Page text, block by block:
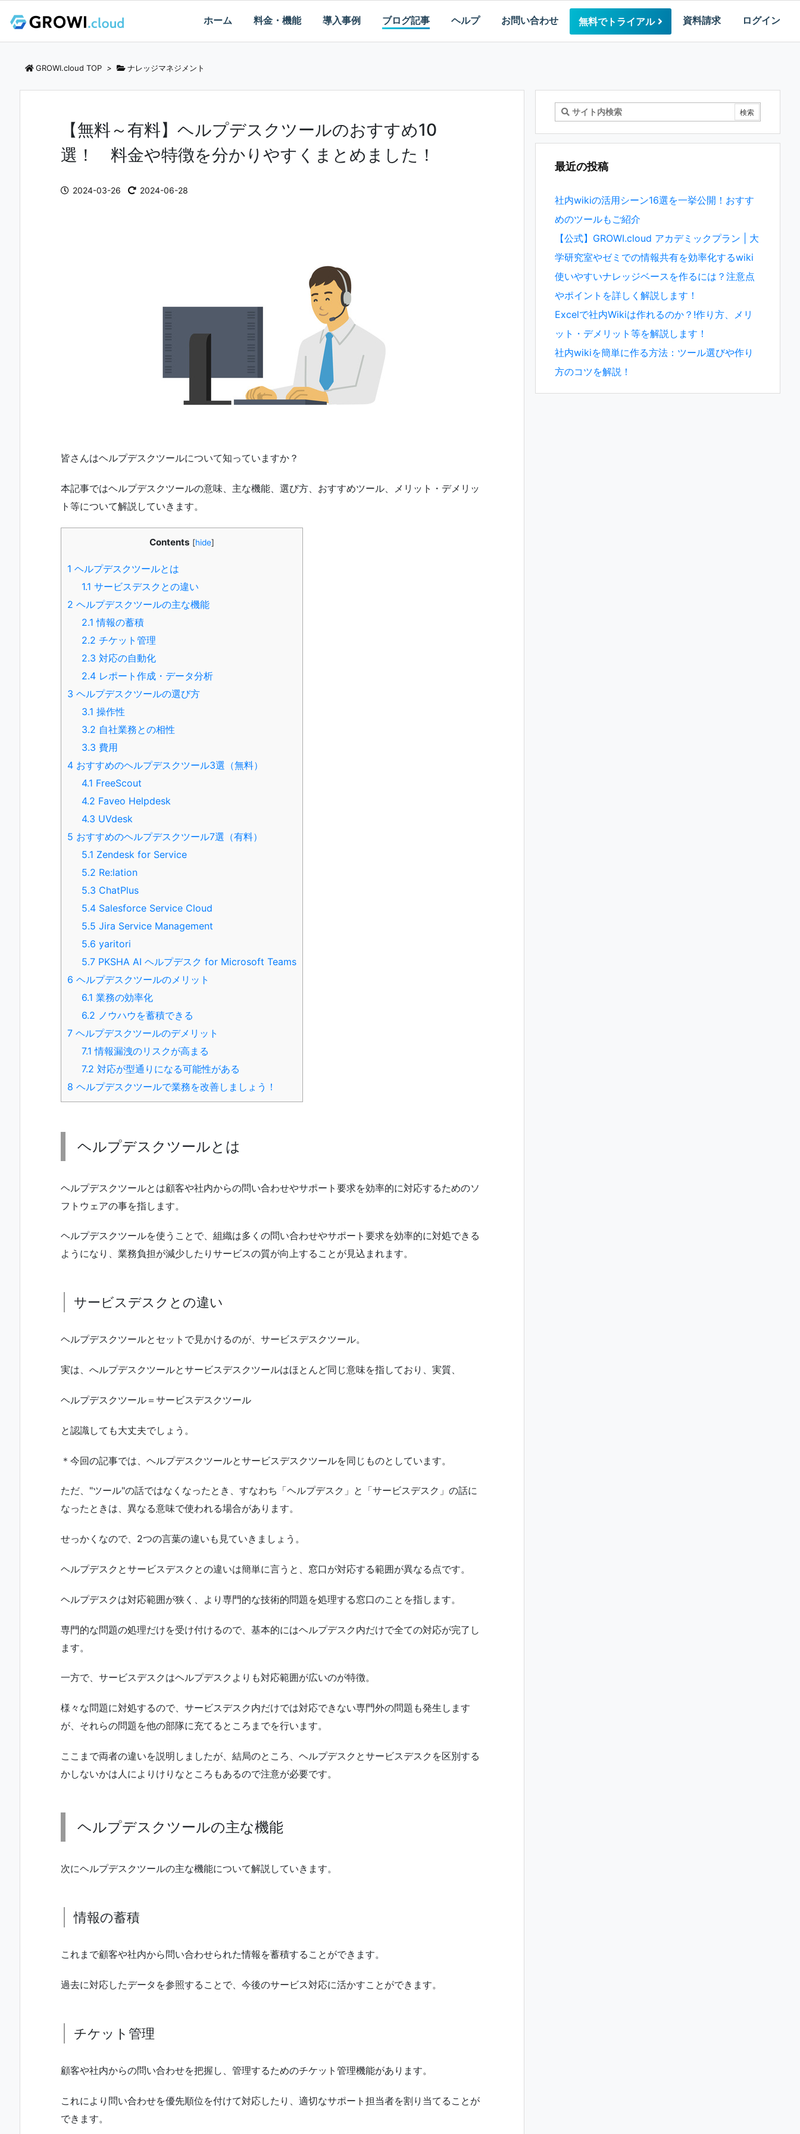
ホーム 料金・機能 導入事例 ブログ記事 ヘルプ お問い合わせ 無料でトライアル 資料請求 ログイン
GROWI.cloud TOP > ナレッジマネジメント
【無料～有料】ヘルプデスクツールのおすすめ10
選！ 料金や特徴を分かりやすくまとめました！
2024-03-26 2024-06-28
皆さんはヘルプデスクツールについて知っていますか？
本記事ではヘルプデスクツールの意味、主な機能、選び方、おすすめツール、メリット・デメリッ
ト等について解説していきます。
Contents [hide]
1 ヘルプデスクツールとは
1.1 サービスデスクとの違い
2 ヘルプデスクツールの主な機能
2.1 情報の蓄積
2.2 チケット管理
2.3 対応の自動化
2.4 レポート作成・データ分析
3 ヘルプデスクツールの選び方
3.1 操作性
3.2 自社業務との相性
3.3 費用
4 おすすめのヘルプデスクツール3選（無料）
4.1 FreeScout
4.2 Faveo Helpdesk
4.3 UVdesk
5 おすすめのヘルプデスクツール7選（有料）
5.1 Zendesk for Service
5.2 Re:lation
5.3 ChatPlus
5.4 Salesforce Service Cloud
5.5 Jira Service Management
5.6 yaritori
5.7 PKSHA AI ヘルプデスク for Microsoft Teams
6 ヘルプデスクツールのメリット
6.1 業務の効率化
6.2 ノウハウを蓄積できる
7 ヘルプデスクツールのデメリット
7.1 情報漏洩のリスクが高まる
7.2 対応が型通りになる可能性がある
8 ヘルプデスクツールで業務を改善しましょう！
ヘルプデスクツールとは
ヘルプデスクツールとは顧客や社内からの問い合わせやサポート要求を効率的に対応するためのソ
フトウェアの事を指します。
ヘルプデスクツールを使うことで、組織は多くの問い合わせやサポート要求を効率的に対処できる
ようになり、業務負担が減少したりサービスの質が向上することが見込まれます。
サービスデスクとの違い
ヘルプデスクツールとセットで見かけるのが、サービスデスクツール。
実は、へルプデスクツールとサービスデスクツールはほとんど同じ意味を指しており、実質、
ヘルプデスクツール＝サービスデスクツール
と認識しても大丈夫でしょう。
＊今回の記事では、ヘルプデスクツールとサービスデスクツールを同じものとしています。
ただ、"ツール"の話ではなくなったとき、すなわち「ヘルプデスク」と「サービスデスク」の話に
なったときは、異なる意味で使われる場合があります。
せっかくなので、2つの言葉の違いも見ていきましょう。
ヘルプデスクとサービスデスクとの違いは簡単に言うと、窓口が対応する範囲が異なる点です。
ヘルプデスクは対応範囲が狭く、より専門的な技術的問題を処理する窓口のことを指します。
専門的な問題の処理だけを受け付けるので、基本的にはヘルプデスク内だけで全ての対応が完了し
ます。
一方で、サービスデスクはヘルプデスクよりも対応範囲が広いのが特徴。
様々な問題に対処するので、サービスデスク内だけでは対応できない専門外の問題も発生します
が、それらの問題を他の部隊に充てるところまでを行います。
ここまで両者の違いを説明しましたが、結局のところ、ヘルプデスクとサービスデスクを区別する
かしないかは人によりけりなところもあるので注意が必要です。
ヘルプデスクツールの主な機能
次にヘルプデスクツールの主な機能について解説していきます。
情報の蓄積
これまで顧客や社内から問い合わせられた情報を蓄積することができます。
過去に対応したデータを参照することで、今後のサービス対応に活かすことができます。
チケット管理
顧客や社内からの問い合わせを把握し、管理するためのチケット管理機能があります。
これにより問い合わせを優先順位を付けて対応したり、適切なサポート担当者を割り当てることが
できます。
最近の投稿
社内wikiの活用シーン16選を一挙公開！おすす
めのツールもご紹介
【公式】GROWI.cloud アカデミックプラン | 大
学研究室やゼミでの情報共有を効率化するwiki
使いやすいナレッジベースを作るには？注意点
やポイントを詳しく解説します！
Excelで社内Wikiは作れるのか？!作り方、メリ
ット・デメリット等を解説します！
社内wikiを簡単に作る方法：ツール選びや作り
方のコツを解説！